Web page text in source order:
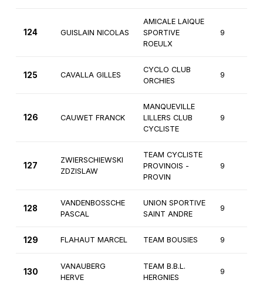
124 GUISLAIN NICOLAS
AMICALE LAIQUE
SPORTIVE
ROEULX
9
125 CAVALLA GILLES
CYCLO CLUB
ORCHIES
9
126 CAUWET FRANCK
MANQUEVILLE
LILLERS CLUB
CYCLISTE
9
127
ZWIERSCHIEWSKI
ZDZISLAW
TEAM CYCLISTE
PROVINOIS -
PROVIN
9
128
VANDENBOSSCHE
PASCAL
UNION SPORTIVE
SAINT ANDRE
9
129 FLAHAUT MARCEL TEAM BOUSIES 9
130
VANAUBERG
HERVE
TEAM B.B.L.
HERGNIES
9